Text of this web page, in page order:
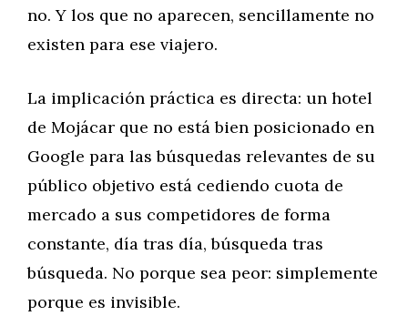
no. Y los que no aparecen, sencillamente no
existen para ese viajero.
La implicación práctica es directa: un hotel
de Mojácar que no está bien posicionado en
Google para las búsquedas relevantes de su
público objetivo está cediendo cuota de
mercado a sus competidores de forma
constante, día tras día, búsqueda tras
búsqueda. No porque sea peor: simplemente
porque es invisible.